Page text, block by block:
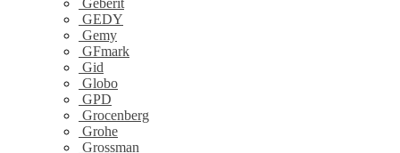
Geberit
GEDY
Gemy
GFmark
Gid
Globo
GPD
Grocenberg
Grohe
Grossman